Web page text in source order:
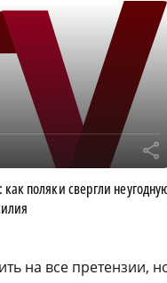
r
поляки свергли
на все претензии,